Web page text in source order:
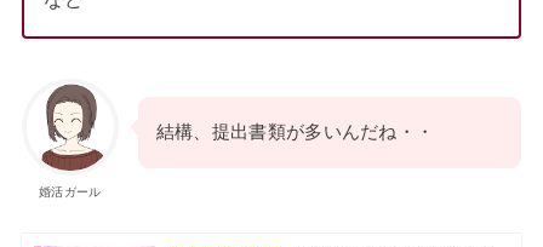
婚活ガール
結構、提出書類が多いんだね・・